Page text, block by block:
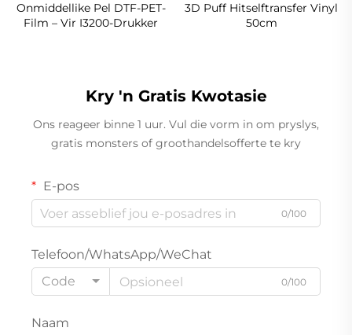
Onmiddellike Pel DTF-PET-
Film – Vir I3200-Drukker
3D Puff Hitselftransfer Vinyl
50cm
Kry 'n Gratis Kwotasie
Ons reageer binne 1 uur. Vul die vorm in om pryslys,
gratis monsters of groothandelsofferte te kry
E-pos
0/100
Telefoon/WhatsApp/WeChat
Code
0/100
Naam